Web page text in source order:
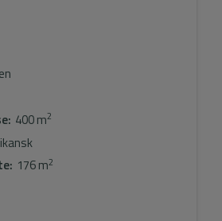
har også privat bruksrett til en del
gir en større følelse av romslighet,
400 m2
176 m2